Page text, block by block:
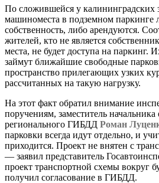
По сложившейся у калининградских
машиноместа в подземном паркинге
собственность, либо арендуются.
жителей, кто не является
места, не будет доступа на паркинг.
займут ближайшие свободные
пространство прилегающих узких
рассчитанных на такую нагрузку.
На этот факт обратил внимание
поручениям, заместитель начальника
регионального ГИБДД Роман
парковки всегда идут отдельно, и
приходится. Проект не внятен с
— заявил представитель
проект транспортной схемы вокруг
получил согласование в ГИБДД.